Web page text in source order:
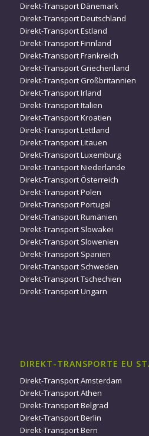
Direkt-Transport Dänemark
Direkt-Transport Deutschland
Direkt-Transport Estland
Direkt-Transport Finnland
Direkt-Transport Frankreich
Direkt-Transport Griechenland
Direkt-Transport Großbritannien
Direkt-Transport Irland
Direkt-Transport Italien
Direkt-Transport Kroatien
Direkt-Transport Lettland
Direkt-Transport Litauen
Direkt-Transport Luxemburg
Direkt-Transport Niederlande
Direkt-Transport Österreich
Direkt-Transport Polen
Direkt-Transport Portugal
Direkt-Transport Rumänien
Direkt-Transport Slowakei
Direkt-Transport Slowenien
Direkt-Transport Spanien
Direkt-Transport Schweden
Direkt-Transport Tschechien
Direkt-Transport Ungarn
DIREKT-TRANSPORTE EU
Direkt-Transport Amsterdam
Direkt-Transport Athen
Direkt-Transport Belgrad
Direkt-Transport Berlin
Direkt-Transport Bern